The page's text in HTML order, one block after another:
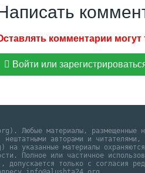
Войти или
Любые материалы, размещенные
авторами и читателями,
указанные материалы охраняются
Полное или частичное
только с согласия